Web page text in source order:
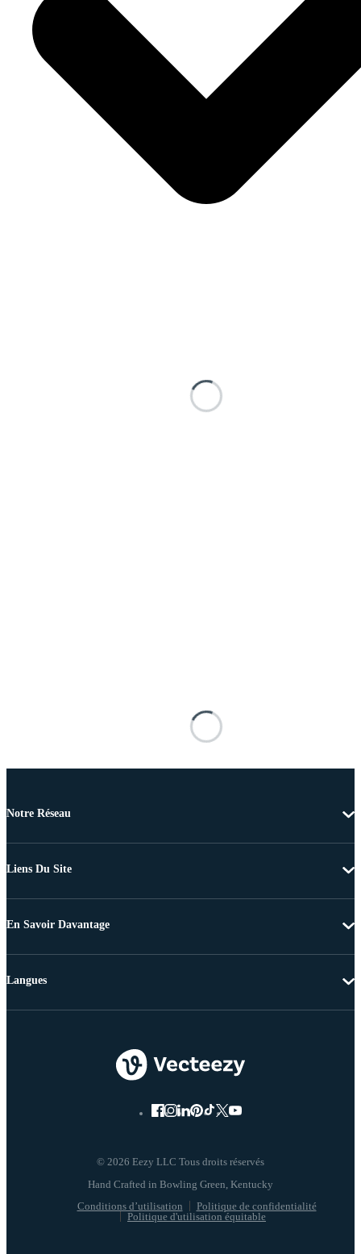
Notre Réseau
Liens Du Site
En Savoir Davantage
© 2026 Eezy LLC Tous droits réservés
Conditions d’utilisation
Politique de confidentialité
Politique d'utilisation équitable
Langues